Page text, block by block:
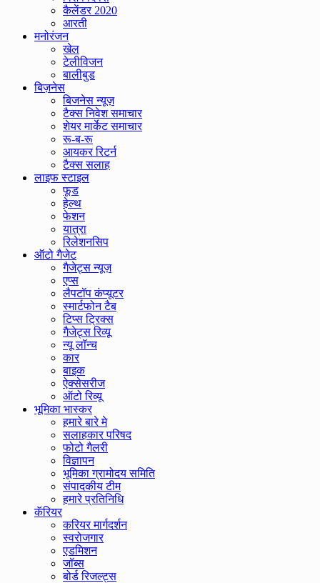
कैलेंडर 2020
आरती
मनोरंजन
खेल
टेलीविजन
बालीबुड
बिज़नेस
बिजनेस न्यूज़
टैक्स निवेश समाचार
शेयर मार्केट समाचार
रू-ब-रू
आयकर रिटर्न
टैक्स सलाह
लाइफ स्टाइल
फूड
हेल्थ
फेशन
यात्रा
रिलेशनसिप
ऑटो गैजेट
गैजेट्स न्यूज़
एप्स
लैपटॉप कंप्यूटर
स्मार्टफोन टैब
टिप्स ट्रिक्स
गैजेट्स रिव्यू
न्यू लॉन्च
कार
बाइक
ऐक्सेसरीज
ऑटो रिव्यू
भूमिका भास्कर
हमारे बारे मे
सलाहकार परिषद
फोटो गैलरी
विज्ञापन
भूमिका ग्रामोदय समिति
संपादकीय टीम
हमारे प्रतिनिधि
कॅरियर
करियर मार्गदर्शन
स्वरोजगार
एडमिशन
जॉब्स
बोर्ड रिजल्ट्स